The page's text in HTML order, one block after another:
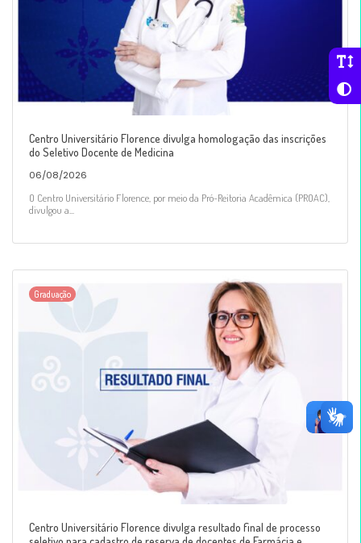
Centro Universitário Florence divulga homologação das inscrições
do Seletivo Docente de Medicina
06/08/2026
O Centro Universitário Florence, por meio da Pró-Reitoria Acadêmica (PROAC),
divulgou a...
Graduação
Centro Universitário Florence divulga resultado final de processo